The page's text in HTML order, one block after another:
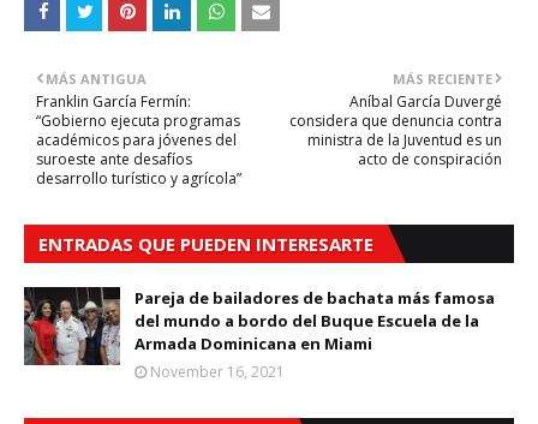
MÁS RECIENTE
Aníbal García Duvergé
considera que denuncia contra
ministra de la Juventud es un
acto de conspiración
MÁS ANTIGUA
Franklin García Fermín:
“Gobierno ejecuta programas
académicos para jóvenes del
suroeste ante desafíos
desarrollo turístico y agrícola”
ENTRADAS QUE PUEDEN INTERESARTE
Pareja de bailadores de bachata más famosa
del mundo a bordo del Buque Escuela de la
Armada Dominicana en Miami
November 16, 2021